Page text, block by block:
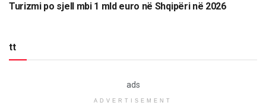
EKONOMI
Turizmi po sjell mbi 1 mld euro në Shqipëri në 2026
tt
ads
ADVERTISEMENT